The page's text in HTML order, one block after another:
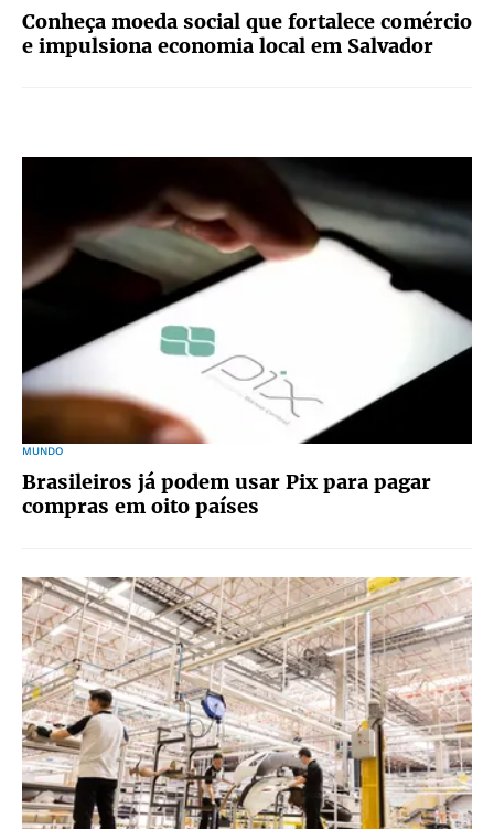
Conheça moeda social que fortalece comércio
e impulsiona economia local em Salvador
MUNDO
Brasileiros já podem usar Pix para pagar
compras em oito países